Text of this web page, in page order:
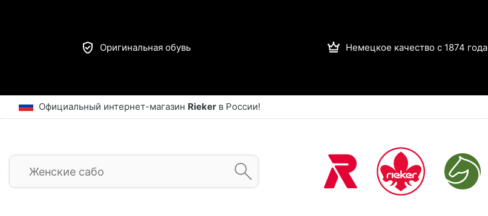
Оригинальная обувь Немецкое качество с 1874 года
Официальный интернет-магазин Rieker в России!